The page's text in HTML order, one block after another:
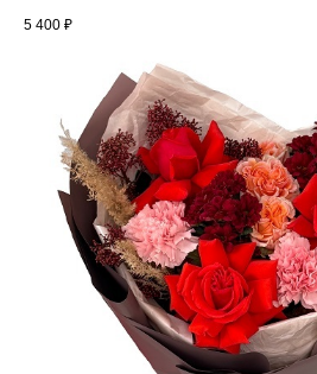
5 400 ₽